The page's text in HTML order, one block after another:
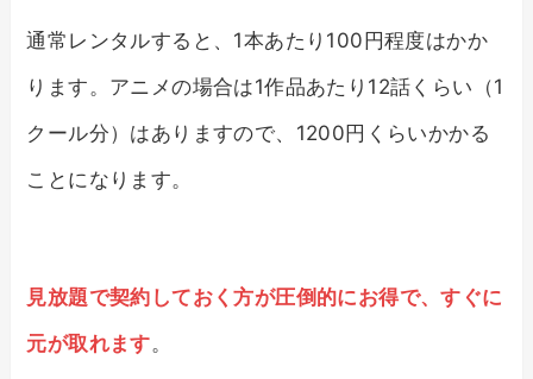
通常レンタルすると、1本あたり100円程度はかか
ります。アニメの場合は1作品あたり12話くらい（1
クール分）はありますので、1200円くらいかかる
ことになります。
見放題で契約しておく方が圧倒的にお得で、すぐに
元が取れます。